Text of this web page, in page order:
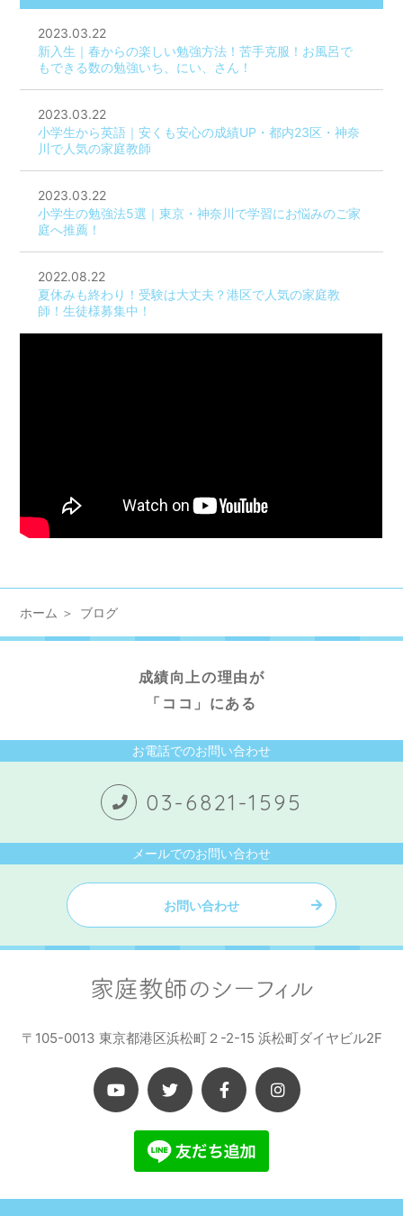
2023.03.22
新入生｜春からの楽しい勉強方法！苦手克服！お風呂で
もできる数の勉強いち、にい、さん！
2023.03.22
小学生から英語｜安くも安心の成績UP・都内23区・神奈
川で人気の家庭教師
2023.03.22
小学生の勉強法5選｜東京・神奈川で学習にお悩みのご家
庭へ推薦！
2022.08.22
夏休みも終わり！受験は大丈夫？港区で人気の家庭教
師！生徒様募集中！
ホーム ブログ
成績向上の理由が
「ココ」にある
お電話でのお問い合わせ
03-6821-1595
メールでのお問い合わせ
お問い合わせ
〒105-0013 東京都港区浜松町２-2-15 浜松町ダイヤビル2F